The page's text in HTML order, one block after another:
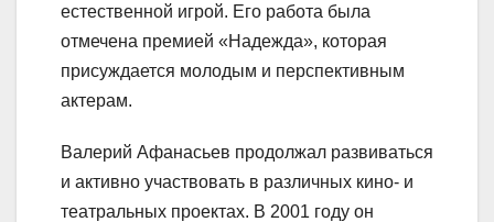
естественной игрой. Его работа была
отмечена премией «Надежда», которая
присуждается молодым и перспективным
актерам.
Валерий Афанасьев продолжал развиваться
и активно участвовать в различных кино- и
театральных проектах. В 2001 году он